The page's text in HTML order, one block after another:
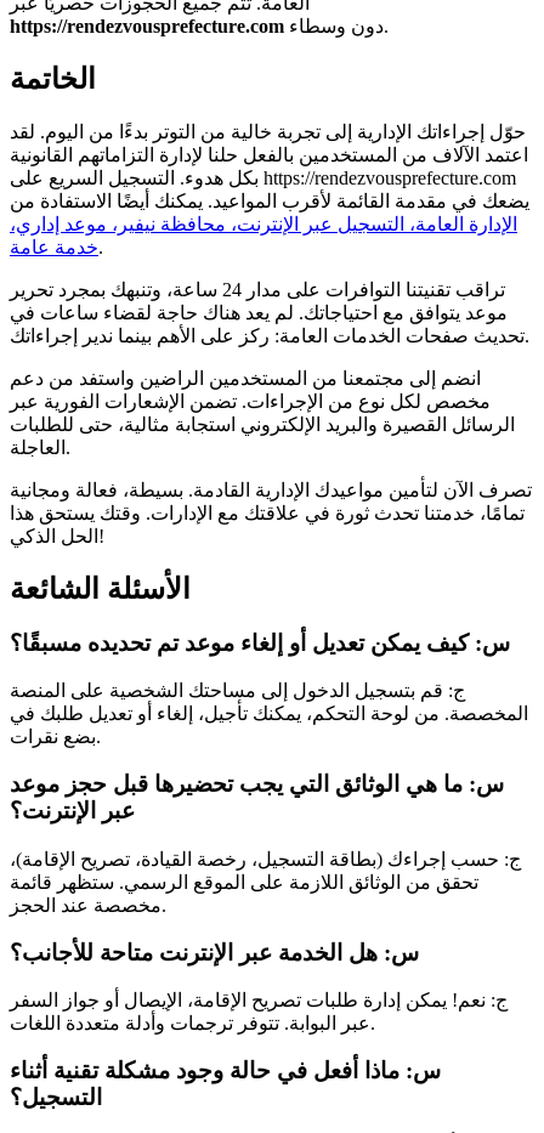
https://rendezvousprefecture.com
دون وسطاء.
الخاتمة
حوّل إجراءاتك الإدارية إلى تجربة خالية من التوتر بدءًا من اليوم. لقد
اعتمد الآلاف من المستخدمين بالفعل حلنا لإدارة التزاماتهم القانونية
بكل هدوء. التسجيل السريع على https://rendezvousprefecture.com
يضعك في مقدمة القائمة لأقرب المواعيد. يمكنك أيضًا الاستفادة من
الإدارة العامة، التسجيل عبر الإنترنت، محافظة نيفير، موعد إداري،
خدمة عامة.
تراقب تقنيتنا التوافرات على مدار 24 ساعة، وتنبهك بمجرد تحرير
موعد يتوافق مع احتياجاتك. لم يعد هناك حاجة لقضاء ساعات في
تحديث صفحات الخدمات العامة: ركز على الأهم بينما ندير إجراءاتك.
انضم إلى مجتمعنا من المستخدمين الراضين واستفد من دعم
مخصص لكل نوع من الإجراءات. تضمن الإشعارات الفورية عبر
الرسائل القصيرة والبريد الإلكتروني استجابة مثالية، حتى للطلبات
العاجلة.
تصرف الآن لتأمين مواعيدك الإدارية القادمة. بسيطة، فعالة ومجانية
تمامًا، خدمتنا تحدث ثورة في علاقتك مع الإدارات. وقتك يستحق هذا
الحل الذكي!
الأسئلة الشائعة
س: كيف يمكن تعديل أو إلغاء موعد تم تحديده مسبقًا؟
ج: قم بتسجيل الدخول إلى مساحتك الشخصية على المنصة
المخصصة. من لوحة التحكم، يمكنك تأجيل، إلغاء أو تعديل طلبك في
بضع نقرات.
س: ما هي الوثائق التي يجب تحضيرها قبل حجز موعد
عبر الإنترنت؟
ج: حسب إجراءك (بطاقة التسجيل، رخصة القيادة، تصريح الإقامة)،
تحقق من الوثائق اللازمة على الموقع الرسمي. ستظهر قائمة
مخصصة عند الحجز.
س: هل الخدمة عبر الإنترنت متاحة للأجانب؟
ج: نعم! يمكن إدارة طلبات تصريح الإقامة، الإيصال أو جواز السفر
عبر البوابة. تتوفر ترجمات وأدلة متعددة اللغات.
س: ماذا أفعل في حالة وجود مشكلة تقنية أثناء
التسجيل؟